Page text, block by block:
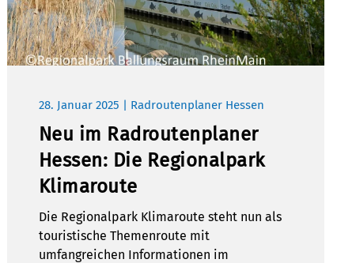
28. Januar 2025 | Radroutenplaner Hessen
Neu im Radroutenplaner
Hessen: Die Regionalpark
Klimaroute
Die Regionalpark Klimaroute steht nun als
touristische Themenroute mit
umfangreichen Informationen im